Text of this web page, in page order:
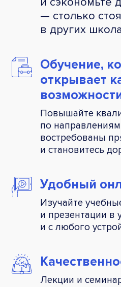
— столько
в других
Обучение,
открывает
Повышайте
по
востребованы
и становитесь
Удобный
Изучайте
и презентации в
и с любого
Лекции и